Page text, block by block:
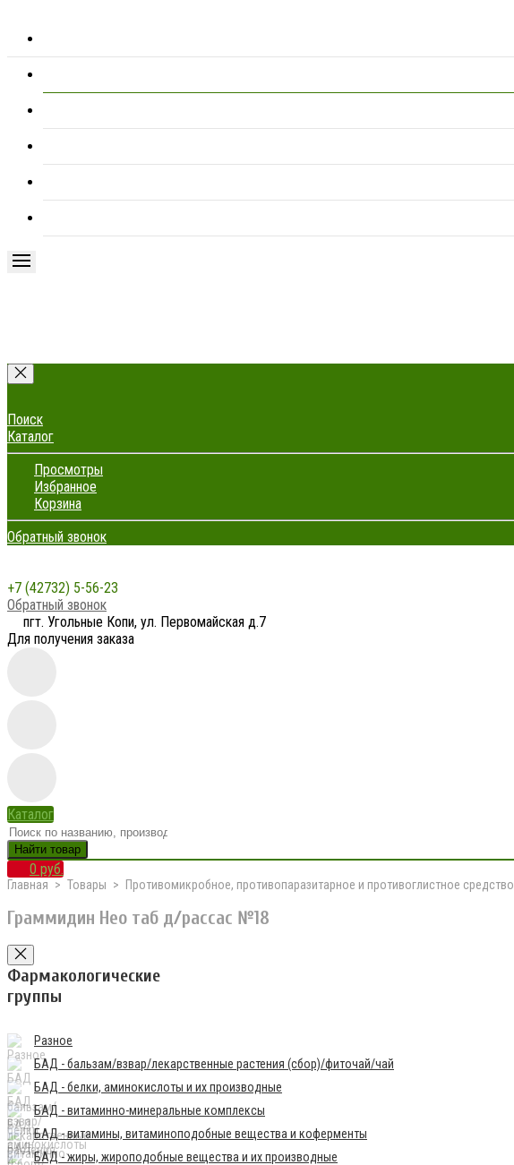
Поиск
Каталог
Просмотры
Избранное
Корзина
Обратный звонок
+7 (42732) 5-56-23
Обратный звонок
пгт. Угольные Копи, ул. Первомайская д.7
Для получения заказа
Каталог
Найти товар
0 руб.
Главная Товары Противомикробное, противопаразитарное и противоглистное средство
Граммидин Нео таб д/рассас №18
Фармакологические
группы
Разное
БАД - бальзам/взвар/лекарственные растения (сбор)/фиточай/чай
БАД - белки, аминокислоты и их производные
БАД - витаминно-минеральные комплексы
БАД - витамины, витаминоподобные вещества и коферменты
БАД - жиры, жироподобные вещества и их производные